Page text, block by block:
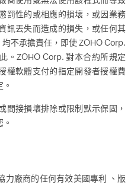
罰性的或相應的損壞，或因業務
訊丟失而造成的損失，或任何其
不承擔責任，即使 ZOHO Corp.
。ZOHO Corp. 對本合約所規定
權軟體支付的指定開發者授權費
間接損壞排除或限制默示保固，
力廠商的任何有效美國專利 、版